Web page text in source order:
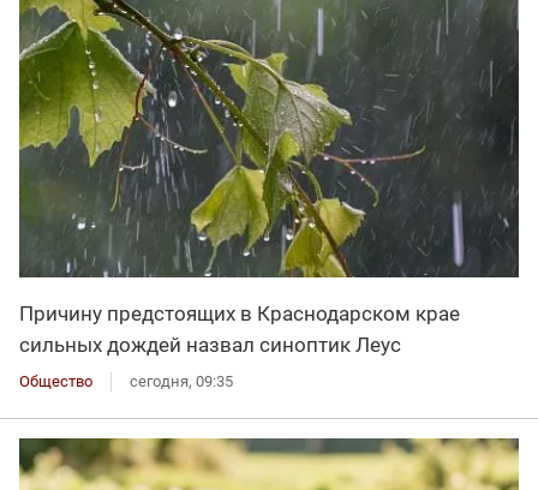
Причину предстоящих в Краснодарском крае
сильных дождей назвал синоптик Леус
Общество сегодня, 09:35